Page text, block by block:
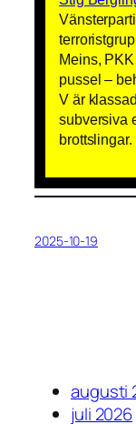
Meins,
pussel –
V är
subversiva
brottslingar.
2025-10-19
augusti
juli 2026